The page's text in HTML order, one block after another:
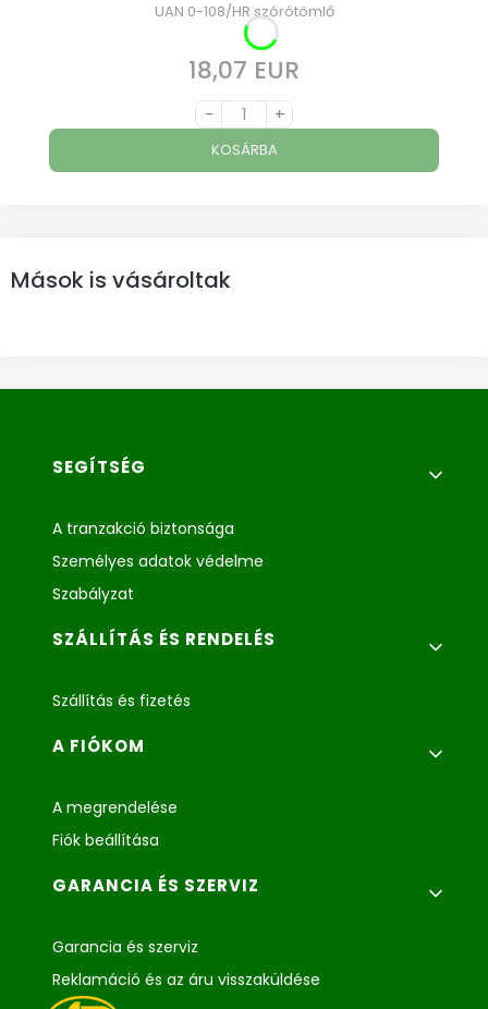
UAN 0-108/HR szórótömlő
Ár
18,07 EUR
- +
KOSÁRBA
Mások is vásároltak
Lábléc menü
SEGÍTSÉG
A tranzakció biztonsága
Személyes adatok védelme
Szabályzat
SZÁLLÍTÁS ÉS RENDELÉS
Szállítás és fizetés
A FIÓKOM
A megrendelése
Fiók beállítása
GARANCIA ÉS SZERVIZ
Garancia és szerviz
Reklamáció és az áru visszaküldése